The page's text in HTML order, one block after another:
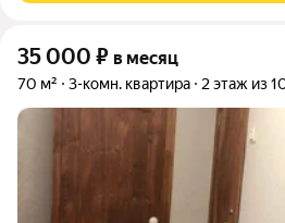
35 000 ₽ в месяц
70 м² 3-комн. квартира 2 этаж из